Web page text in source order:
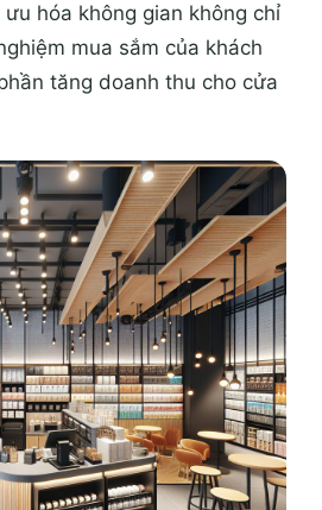
hóa không gian không chỉ
mua sắm của khách
tăng doanh thu cho cửa